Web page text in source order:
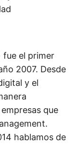
fue el primer
2007. Desde
y el
que
hablamos de